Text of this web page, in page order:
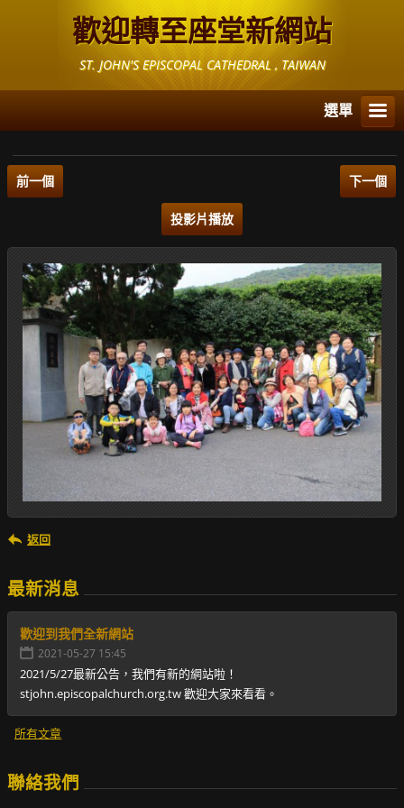
歡迎轉至座堂新網站
ST. JOHN'S EPISCOPAL CATHEDRAL , TAIWAN
選單
前一個 下一個
投影片播放
返回
最新消息
歡迎到我們全新網站
2021-05-27 15:45
2021/5/27最新公告，我們有新的網站啦！
stjohn.episcopalchurch.org.tw 歡迎大家來看看。
所有文章
聯絡我們